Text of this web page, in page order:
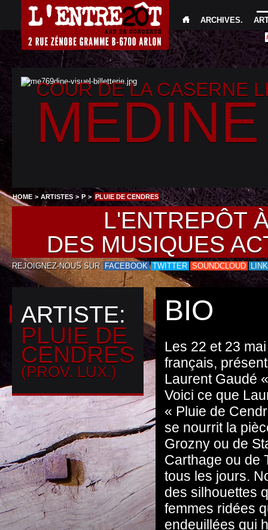
ARCHIVES.
COUR DE LA CASERNE
MEDINE
HOME > ARTISTES > P > PLUIE DE CENDRES
L'ENTREPÔT
DES MUSIQUES
REJOIGNEZ-NOUS SUR FACEBOOK TWITTER SOUNDCLOUD
ARTISTE:
PLUIE DE
CENDRES
(PROV. LUX.)
BIO
Les 22 et 23
français,
Laurent Gaudé
Voici ce que
« Pluie de
se nourrit la
Grozny ou de
Carthage ou de
tous les jours.
des silhouettes
femmes ridées
endeuillées qui